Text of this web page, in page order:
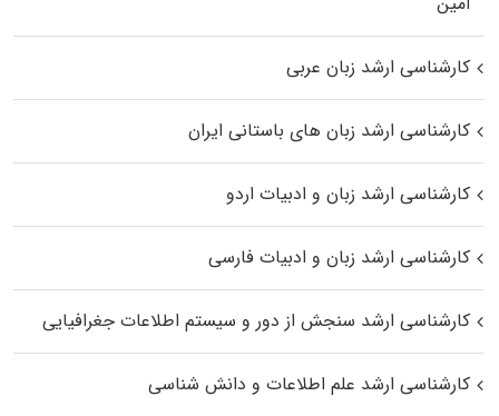
کارشناسی ارشد زبان عربی
کارشناسی ارشد زبان‌ های باستانی ایران
کارشناسی ارشد زبان و ادبیات اردو
کارشناسی ارشد زبان و ادبیات فارسی
کارشناسی ارشد سنجش از دور و سیستم اطلاعات جغرافیایی
کارشناسی ارشد علم اطلاعات و دانش شناسی